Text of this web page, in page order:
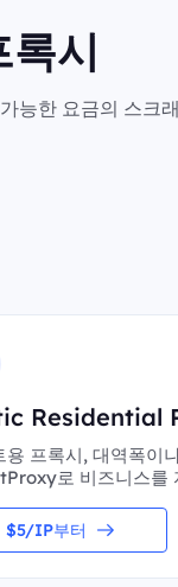
시
능한 요금의 스크
Residential
용 프록시, 대역폭이
로 비즈니스를
$5/IP부터